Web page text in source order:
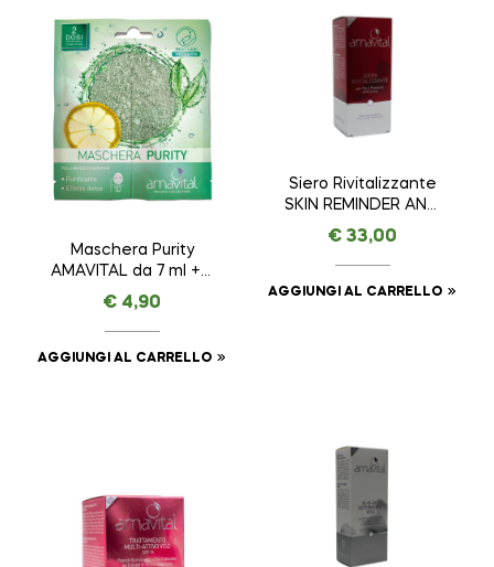
Maschera Purity
AMAVITAL da 7 ml + 7
ml
€ 4,90
AGGIUNGI AL CARRELLO
Siero Rivitalizzante
SKIN REMINDER ANTI
AGE PREMIUM –
AMAVITAL da 30 ml
€ 33,00
AGGIUNGI AL CARRELLO